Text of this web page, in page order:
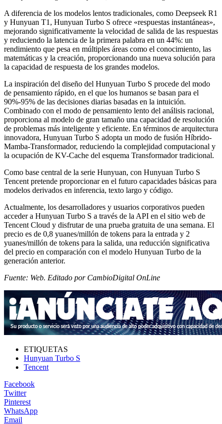
A diferencia de los modelos lentos tradicionales, como Deepseek R1
y Hunyuan T1, Hunyuan Turbo S ofrece «respuestas instantáneas»,
mejorando significativamente la velocidad de salida de las respuestas
y reduciendo la latencia de la primera palabra en un 44%: un
rendimiento que pesa en múltiples áreas como el conocimiento, las
matemáticas y la creación, proporcionando una nueva solución para
la capacidad de respuesta de los grandes modelos.
La inspiración del diseño del Hunyuan Turbo S procede del modo
de pensamiento rápido, en el que los humanos se basan para el
90%-95% de las decisiones diarias basadas en la intuición.
Combinado con el modo de pensamiento lento del análisis racional,
proporciona al modelo de gran tamaño una capacidad de resolución
de problemas más inteligente y eficiente. En términos de arquitectura
innovadora, Hunyuan Turbo S adopta un modo de fusión Híbrido-
Mamba-Transformador, reduciendo la complejidad computacional y
la ocupación de KV-Cache del esquema Transformador tradicional.
Como base central de la serie Hunyuan, con Hunyuan Turbo S
Tencent pretende proporcionar en el futuro capacidades básicas para
modelos derivados en inferencia, texto largo y código.
Actualmente, los desarrolladores y usuarios corporativos pueden
acceder a Hunyuan Turbo S a través de la API en el sitio web de
Tencent Cloud y disfrutar de una prueba gratuita de una semana. El
precio es de 0,8 yuanes/millón de tokens para la entrada y 2
yuanes/millón de tokens para la salida, una reducción significativa
del precio en comparación con el modelo Hunyuan Turbo de la
generación anterior.
Fuente: Web. Editado por CambioDigital OnLine
ETIQUETAS
Hunyuan Turbo S
Tencent
Facebook
Twitter
Pinterest
WhatsApp
Email